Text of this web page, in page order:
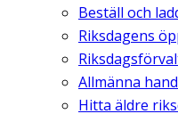
Beställ och
Riksdagens
Allmänna
Hitta äldre